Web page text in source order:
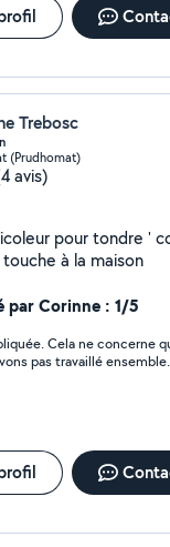
Trebosc
(Prudhomat)
avis)
pour tondre '
à la maison
par Corinne : 1/5
Cela ne concerne
pas travaillé ensemble.